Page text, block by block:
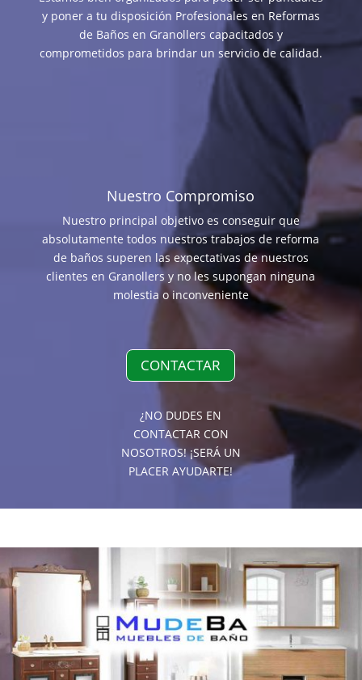
y poner a tu disposición Profesionales en Reformas
de Baños en Granollers capacitados y
comprometidos para brindar un servicio de calidad.
Nuestro Compromiso
Nuestro principal objetivo es conseguir que
absolutamente todos nuestros trabajos de reforma
de baños superen las expectativas de nuestros
clientes en Granollers y no les supongan ninguna
molestia o inconveniente
CONTACTAR
¿NO DUDES EN
CONTACTAR CON
NOSOTROS! ¡SERÁ UN
PLACER AYUDARTE!